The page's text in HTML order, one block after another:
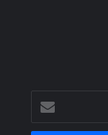
votre
adresse